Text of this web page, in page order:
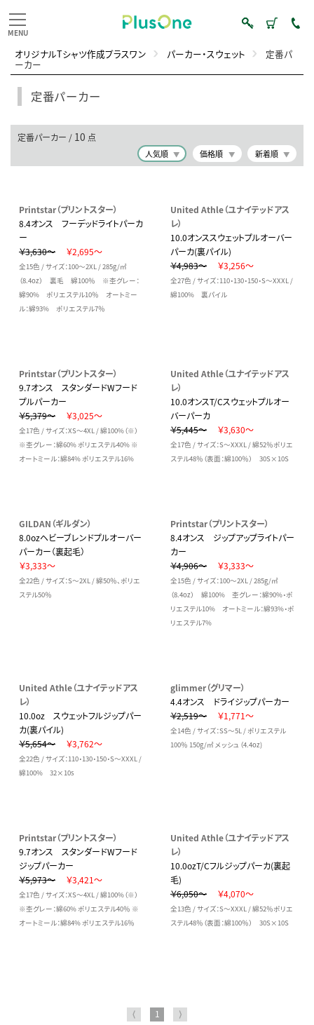
オリジナルTシャツ作成プラスワン パーカー・スウェット 定番パ
ーカー
定番パーカー
定番パーカー / 10 点
人気順 価格順 新着順
Printstar（プリントスター）
8.4オンス フーデッドライトパーカ
ー
￥3,630～
￥2,695～
全15色 / サイズ：100～2XL / 285g/㎡
（8.4oz） 裏毛 綿100％ ※杢グレー：
綿90% ポリエステル10％ オートミー
ル：綿93% ポリエステル7％
United Athle（ユナイテッドアス
レ）
10.0オンススウェットプルオーバー
パーカ(裏パイル)
￥4,983～
￥3,256～
全27色 / サイズ：110・130・150・S～XXXL /
綿100% 裏パイル
Printstar（プリントスター）
9.7オンス スタンダードWフード
プルパーカー
￥5,379～
￥3,025～
全17色 / サイズ：XS～4XL / 綿100%（※）
※杢グレー：綿60% ポリエステル40% ※
オートミール：綿84% ポリエステル16%
United Athle（ユナイテッドアス
レ）
10.0オンスT/Cスウェットプルオー
バーパーカ
￥5,445～
￥3,630～
全17色 / サイズ：S～XXXL / 綿52％ポリエ
ステル48％（表面：綿100％） 30S×10S
GILDAN（ギルダン）
8.0ozヘビーブレンドプルオーバー
パーカー（裏起毛）
￥3,333～
全22色 / サイズ：S～2XL / 綿50％、ポリエ
ステル50％
Printstar（プリントスター）
8.4オンス ジップアップライトパー
カー
￥4,906～
￥3,333～
全15色 / サイズ：100～2XL / 285g/㎡
（8.4oz） 綿100% 杢グレー：綿90%・ポ
リエステル10% オートミール：綿93%・ポ
リエステル7%
United Athle（ユナイテッドアス
レ）
10.0oz スウェットフルジップパー
カ(裏パイル)
￥5,654～
￥3,762～
全22色 / サイズ：110・130・150・S～XXXL /
綿100% 32×10s
glimmer（グリマー）
4.4オンス ドライジップパーカー
￥2,519～
￥1,771～
全14色 / サイズ：SS～5L / ポリエステル
100％ 150g/㎡ メッシュ（4.4oz)
Printstar（プリントスター）
9.7オンス スタンダードWフード
ジップパーカー
￥5,973～
￥3,421～
全17色 / サイズ：XS～4XL / 綿100%（※）
※杢グレー：綿60% ポリエステル40％ ※
オートミール：綿84% ポリエステル16％
United Athle（ユナイテッドアス
レ）
10.0ozT/Cフルジップパーカ(裏起
毛)
￥6,050～
￥4,070～
全13色 / サイズ：S～XXXL / 綿52％ポリエ
ステル48％（表面：綿100％） 30S×10S
⟨ 1 ⟩